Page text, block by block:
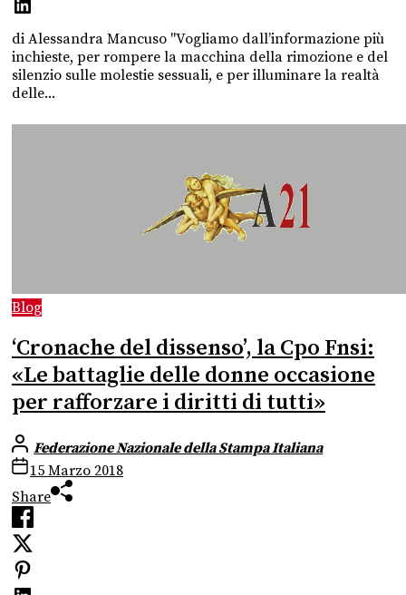
di Alessandra Mancuso "Vogliamo dall’informazione più
inchieste, per rompere la macchina della rimozione e del
silenzio sulle molestie sessuali, e per illuminare la realtà
delle...
Blog
‘Cronache del dissenso’, la Cpo Fnsi:
«Le battaglie delle donne occasione
per rafforzare i diritti di tutti»
Federazione Nazionale della Stampa Italiana
15 Marzo 2018
Share